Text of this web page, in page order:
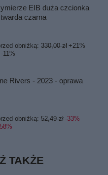
EIB duża czcionka
czarna
obniżką: 330,00 zł +21%
-11%
Rivers - 2023 - oprawa
obniżką: 52,49 zł -33%
TAKŻE